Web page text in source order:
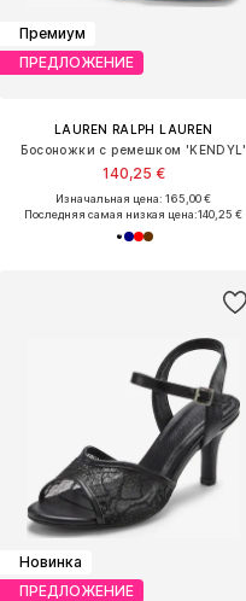
Премиум
ПРЕДЛОЖЕНИЕ
LAUREN RALPH LAUREN
Босоножки с ремешком 'KENDYL'
140,25 €
Изначальная цена: 165,00 €
Последняя самая низкая цена:140,25 €
Новинка
ПРЕДЛОЖЕНИЕ